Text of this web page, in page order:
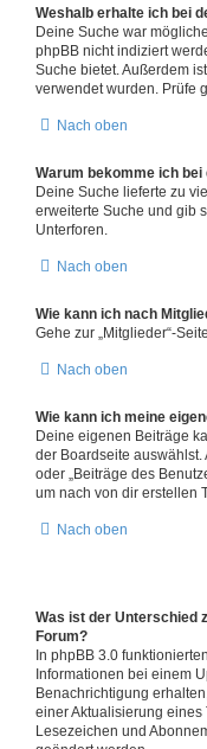
Weshalb erhalte ich bei
Deine Suche war
phpBB nicht indiziert
Suche bietet. Außerdem
verwendet wurden. Prüfe
Nach oben
Warum bekomme ich
Deine Suche lieferte zu
erweiterte Suche und gib
Unterforen.
Nach oben
Wie kann ich nach
Gehe zur „Mitglieder“-
Nach oben
Wie kann ich meine
Deine eigenen Beiträge
der Boardseite
oder „Beiträge des
um nach von dir erstellen
Nach oben
Was ist der Unterschied
Forum?
In phpBB 3.0
Informationen bei einem
Benachrichtigung
einer Aktualisierung
Lesezeichen und